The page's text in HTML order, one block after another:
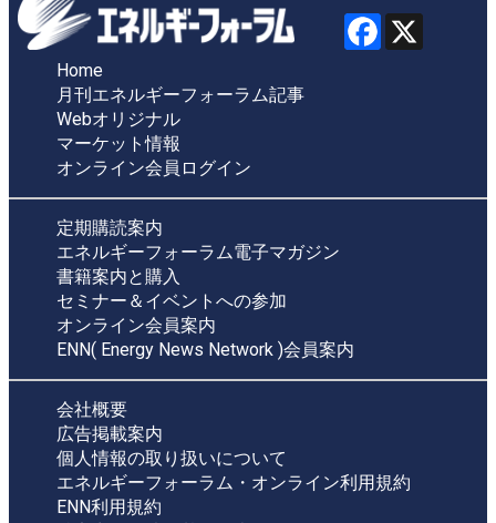
Home
月刊エネルギーフォーラム記事
Webオリジナル
マーケット情報
オンライン会員ログイン
定期購読案内
エネルギーフォーラム電子マガジン
書籍案内と購入
セミナー＆イベントへの参加
オンライン会員案内
ENN( Energy News Network )会員案内
会社概要
広告掲載案内
個人情報の取り扱いについて
エネルギーフォーラム・オンライン利用規約
ENN利用規約